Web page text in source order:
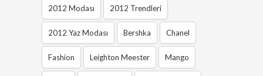
2012 Modası 2012 Trendleri
2012 Yaz Modası Bershka Chanel
Fashion Leighton Meester Mango